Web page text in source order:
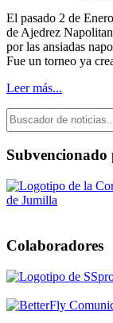
El pasado 2 de
de Ajedrez
por las ansiadas
Fue un torneo ya
Leer más...
BUSCADOR DE
Subvencionado
Colaboradores